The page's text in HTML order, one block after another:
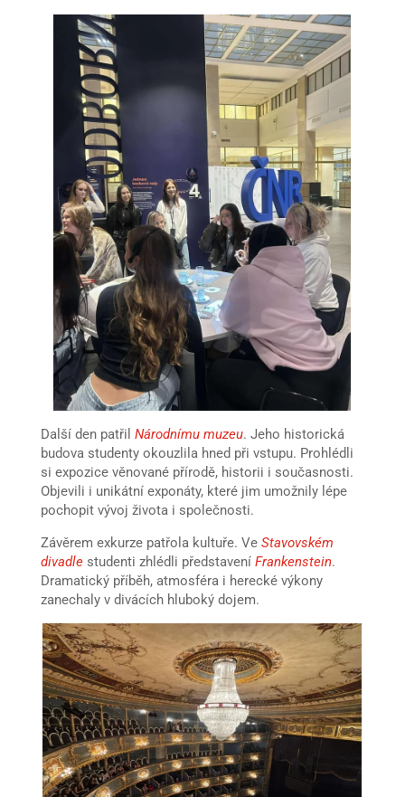
Další den patřil Národnímu muzeu. Jeho historická
budova studenty okouzlila hned při vstupu. Prohlédli
si expozice věnované přírodě, historii i současnosti.
Objevili i unikátní exponáty, které jim umožnily lépe
pochopit vývoj života i společnosti.
Závěrem exkurze patřola kultuře. Ve Stavovském
divadlestudenti zhlédli představení Frankenstein.
Dramatický příběh, atmosféra i herecké výkony
zanechaly v divácích hluboký dojem.